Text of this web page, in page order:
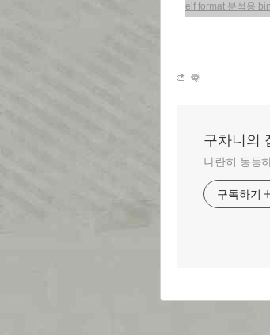
elf format 분석용
구차니의
나란히 동등
구독하기